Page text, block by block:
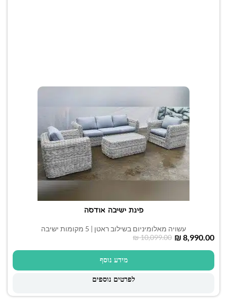
פינת ישיבה אודסה
עשויה מאלומיניום בשילוב ראטן | 5 מקומות ישיבה
₪10,099.00 ₪ 8,990.00
מידע נוסף
לפרטים נוספים